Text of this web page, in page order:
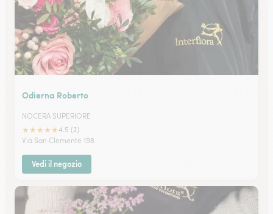
Odierna Roberto
NOCERA SUPERIORE
★★★★★4.5 (2)
Via San Clemente 198
Vedi il negozio